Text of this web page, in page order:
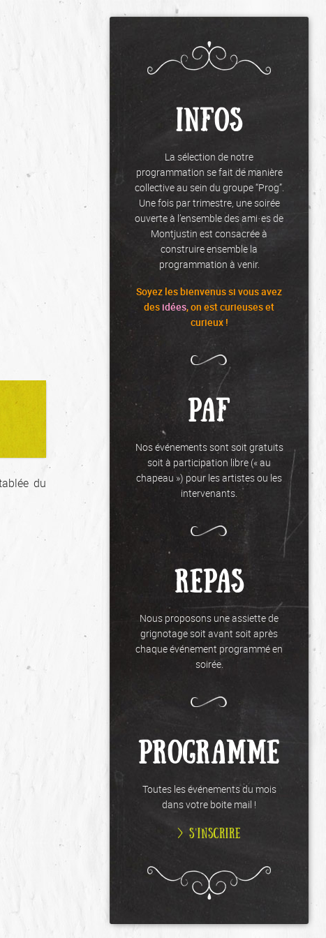
du
INFOS
La sélection de notre
programmation se fait de manière
collective au sein du groupe “Prog”.
Une fois par trimestre, une soirée
ouverte à l’ensemble des ami·es de
Montjustin est consacrée à
construire ensemble la
programmation à venir.
Soyez lesbienvenussi vous avez
des idées, on est curieuses et
curieux !
PAF
Nos événements sont soit gratuits
soit à participation libre (« au
chapeau ») pour les artistes ou les
intervenants.
REPAS
Nous proposons une assiette de
grignotage soit avant soit après
chaque événement programmé en
soirée.
PROGRAMME
Toutes les événements du mois
dans votre boite mail !
> S’INSCRIRE